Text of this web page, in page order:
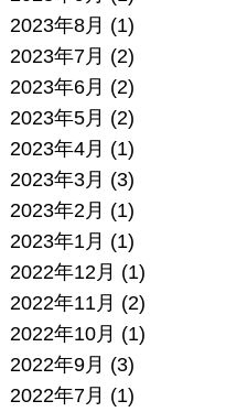
2023年8月 (1)
2023年7月 (2)
2023年6月 (2)
2023年5月 (2)
2023年4月 (1)
2023年3月 (3)
2023年2月 (1)
2023年1月 (1)
2022年12月 (1)
2022年11月 (2)
2022年10月 (1)
2022年9月 (3)
2022年7月 (1)